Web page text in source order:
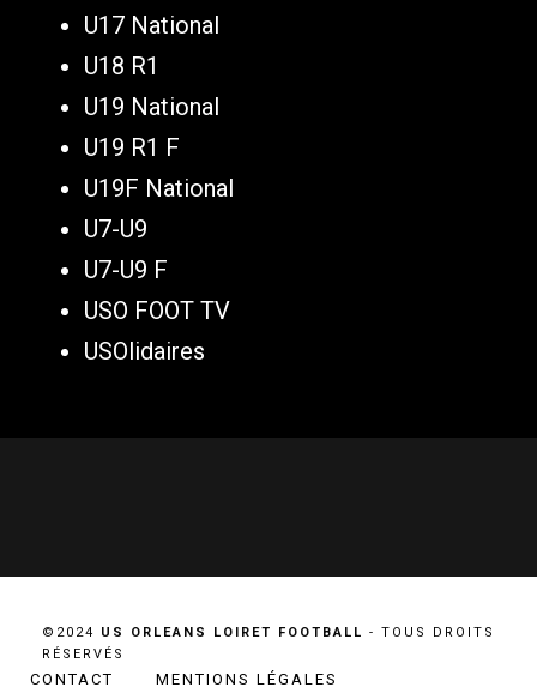
U17 National
U18 R1
U19 National
U19 R1 F
U19F National
U7-U9
U7-U9 F
USO FOOT TV
USOlidaires
©2024 US ORLEANS LOIRET FOOTBALL - TOUS DROITS
RÉSERVÉS
CONTACT MENTIONS LÉGALES